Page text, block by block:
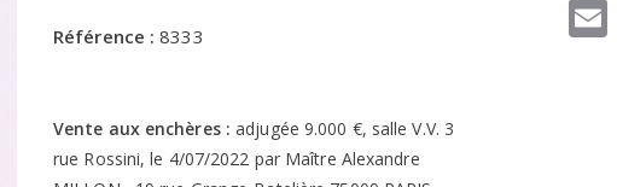
Référence :8333
Vente aux enchères :adjugée 9.000 €, salle V.V. 3
rue Rossini, le 4/07/2022 par Maître Alexandre